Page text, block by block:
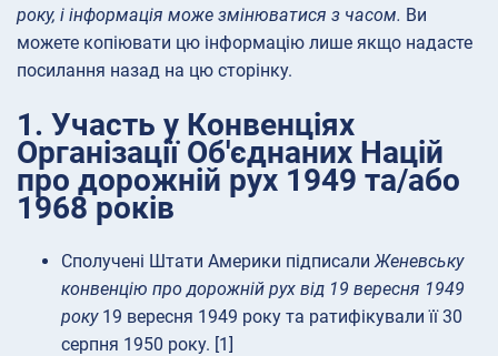
року, і інформація може змінюватися з часом. Ви
можете копіювати цю інформацію лише якщо надасте
посилання назад на цю сторінку.
1. Участь у Конвенціях
Організації Об'єднаних Націй
про дорожній рух 1949 та/або
1968 років
Сполучені Штати Америки підписалиЖеневську
конвенцію про дорожній рух від 19 вересня 1949
року19 вересня 1949 року та ратифікували її 30
серпня 1950 року. [1]